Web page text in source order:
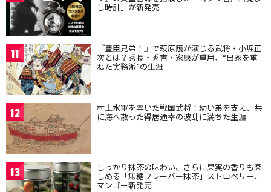
し時計」が新発売
11 『豊臣兄弟！』で萩原護が演じる武将・小堀正
次とは？秀長・秀吉・家康が重用、“出家を重
ねた実務派”の生涯
12 村上水軍を率いた戦国武将！幼い弟を支え、共
に海へ散った得居通幸の波乱に満ちた生涯
13 しっかり抹茶の味わい、さらに果実の香りも楽
しめる「無糖フレーバー抹茶」ストロベリー、
マンゴー新発売